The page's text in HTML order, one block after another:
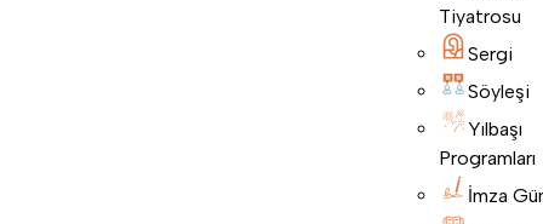
Tiyatrosu
Sergi
Söyleşi
Yılbaşı
Programları
İmza